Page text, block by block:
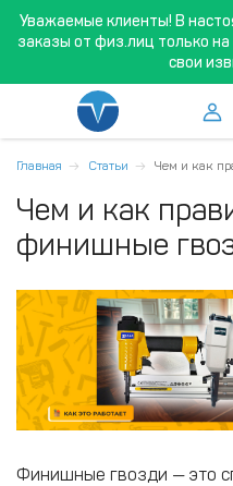
Уважаемые клиенты! В
заказы от физ.лиц только
свои
Главная Статьи Чем и как
Чем и как
финишные
Финишные гвозди — это